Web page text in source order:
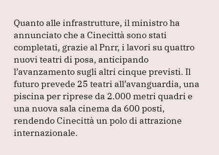
Quanto alle infrastrutture, il ministro ha
annunciato che a Cinecittà sono stati
completati, grazie al Pnrr, i lavori su quattro
nuovi teatri di posa, anticipando
l’avanzamento sugli altri cinque previsti. Il
futuro prevede 25 teatri all’avanguardia, una
piscina per riprese da 2.000 metri quadri e
una nuova sala cinema da 600 posti,
rendendo Cinecittà un polo di attrazione
internazionale.